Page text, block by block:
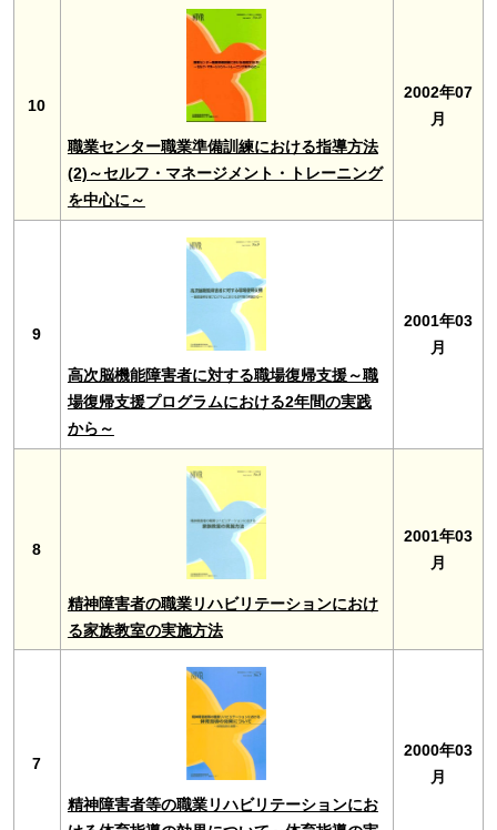
10
職業センター職業準備訓練における指導方法
(2)～セルフ・マネージメント・トレーニング
を中心に～
2002年07
月
9
高次脳機能障害者に対する職場復帰支援～職
場復帰支援プログラムにおける2年間の実践
から～
2001年03
月
8
精神障害者の職業リハビリテーションにおけ
る家族教室の実施方法
2001年03
月
7
精神障害者等の職業リハビリテーションにお
2000年03
月